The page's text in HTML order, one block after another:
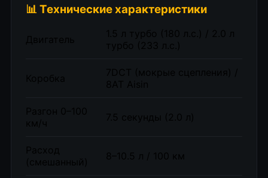
📊 Технические характеристики